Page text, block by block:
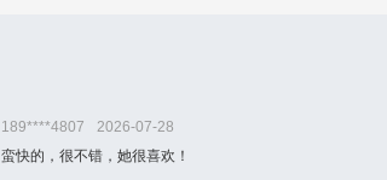
189****4807
2026-07-28
蛮快的，很不错，她很喜欢！